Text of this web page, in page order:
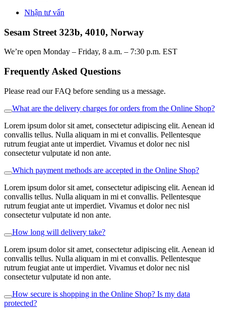
Nhận tư vấn
Sesam Street 323b, 4010, Norway
We’re open Monday – Friday, 8 a.m. – 7:30 p.m. EST
Frequently Asked Questions
Please read our FAQ before sending us a message.
What are the delivery charges for orders from the Online Shop?
Lorem ipsum dolor sit amet, consectetur adipiscing elit. Aenean id
convallis tellus. Nulla aliquam in mi et convallis. Pellentesque
rutrum feugiat ante ut imperdiet. Vivamus et dolor nec nisl
consectetur vulputate id non ante.
Which payment methods are accepted in the Online Shop?
Lorem ipsum dolor sit amet, consectetur adipiscing elit. Aenean id
convallis tellus. Nulla aliquam in mi et convallis. Pellentesque
rutrum feugiat ante ut imperdiet. Vivamus et dolor nec nisl
consectetur vulputate id non ante.
How long will delivery take?
Lorem ipsum dolor sit amet, consectetur adipiscing elit. Aenean id
convallis tellus. Nulla aliquam in mi et convallis. Pellentesque
rutrum feugiat ante ut imperdiet. Vivamus et dolor nec nisl
consectetur vulputate id non ante.
How secure is shopping in the Online Shop? Is my data
protected?